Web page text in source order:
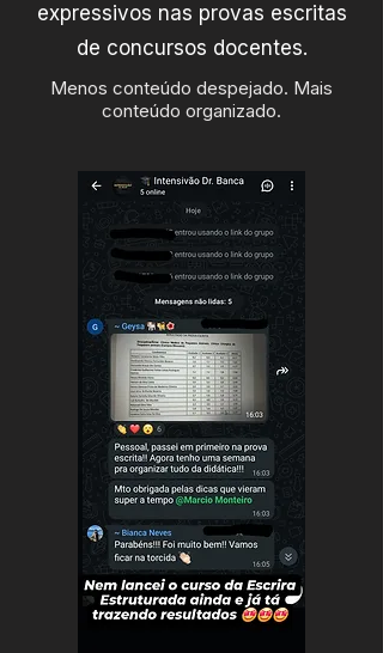
expressivos nas provas escritas
de concursos docentes.
Menos conteúdo despejado. Mais
conteúdo organizado.